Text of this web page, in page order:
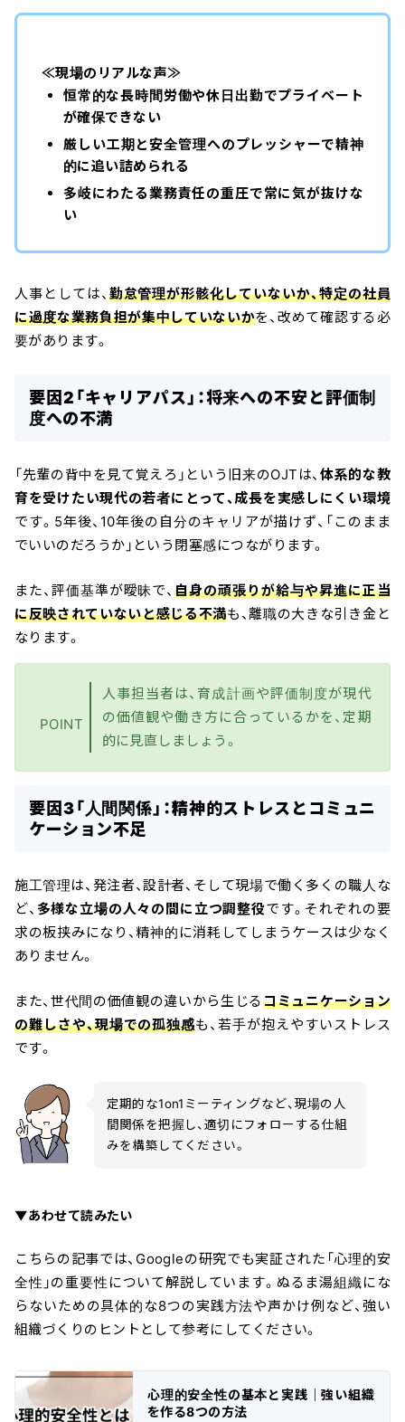
≪現場のリアルな声≫
恒常的な長時間労働や休日出勤でプライベート
が確保できない
厳しい工期と安全管理へのプレッシャーで精神
的に追い詰められる
多岐にわたる業務責任の重圧で常に気が抜けな
い
人事としては、 勤怠管理が形骸化していないか、特定の社員
に過度な業務負担が集中していないかを、改めて確認する必
要があります。
要因2「キャリアパス」：将来への不安と評価制
度への不満
「先輩の背中を見て覚えろ」という旧来のOJTは、 体系的な教
育を受けたい現代の若者にとって、成長を実感しにくい環境
です。5年後、10年後の自分のキャリアが描けず、「このまま
でいいのだろうか」という閉塞感につながります。
また、評価基準が曖昧で、自身の頑張りが給与や昇進に正当
に反映されていないと感じる不満も、離職の大きな引き金と
なります。
POINT
人事担当者は、育成計画や評価制度が現代
の価値観や働き方に合っているかを、定期
的に見直しましょう。
要因3「人間関係」：精神的ストレスとコミュニ
ケーション不足
施工管理は、発注者、設計者、そして現場で働く多くの職人な
ど、 多様な立場の人々の間に立つ調整役です。それぞれの要
求の板挟みになり、精神的に消耗してしまうケースは少なく
ありません。
また、世代間の価値観の違いから生じるコミュニケーション
の難しさや、現場での孤独感も、若手が抱えやすいストレス
です。
定期的な1on1ミーティングなど、現場の人
間関係を把握し、適切にフォローする仕組
みを構築してください。
▼あわせて読みたい
こちらの記事では、Googleの研究でも実証された「心理的安
全性」の重要性について解説しています。ぬるま湯組織にな
らないための具体的な8つの実践方法や声かけ例など、強い
組織づくりのヒントとして参考にしてください。
心理的安全性の基本と実践｜強い組織
を作る8つの方法